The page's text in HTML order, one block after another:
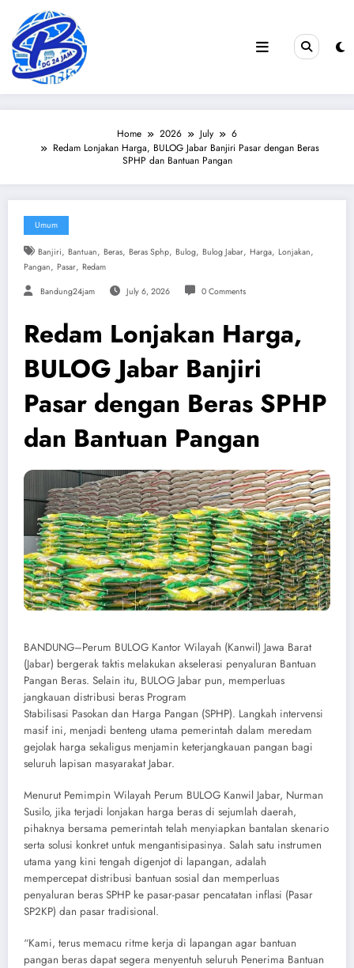
content
Home 2026 July
6
Redam Lonjakan Harga, BULOG Jabar Banjiri Pasar dengan Beras
SPHP dan Bantuan Pangan
Umum
Banjiri, Bantuan, Beras, Beras Sphp, Bulog, Bulog Jabar, Harga, Lonjakan,
Pangan, Pasar, Redam
Bandung24jam July 6, 2026 0 Comments
Redam Lonjakan Harga,
BULOG Jabar Banjiri
Pasar dengan Beras SPHP
dan Bantuan Pangan
BANDUNG–Perum BULOG Kantor Wilayah (Kanwil) Jawa Barat
(Jabar) bergerak taktis melakukan akselerasi penyaluran Bantuan
Pangan Beras. Selain itu, BULOG Jabar pun, memperluas
jangkauan distribusi beras Program
Stabilisasi Pasokan dan Harga Pangan (SPHP). Langkah intervensi
masif ini, menjadi benteng utama pemerintah dalam meredam
gejolak harga sekaligus menjamin keterjangkauan pangan bagi
seluruh lapisan masyarakat Jabar.
Menurut Pemimpin Wilayah Perum BULOG Kanwil Jabar, Nurman
Susilo, jika terjadi lonjakan harga beras di sejumlah daerah,
pihaknya bersama pemerintah telah menyiapkan bantalan skenario
serta solusi konkret untuk mengantisipasinya. Salah satu instrumen
utama yang kini tengah digenjot di lapangan, adalah
mempercepat distribusi bantuan sosial dan memperluas
penyaluran beras SPHP ke pasar-pasar pencatatan inflasi (Pasar
SP2KP) dan pasar tradisional.
“Kami, terus memacu ritme kerja di lapangan agar bantuan
pangan beras dapat segera menyentuh seluruh Penerima Bantuan